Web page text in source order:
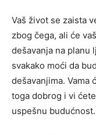
Vaš život se zaista
zbog čega, ali će
dešavanja na planu
svakako moći da
dešavanjima. Vama
toga dobrog i vi
uspešnu budućnost.